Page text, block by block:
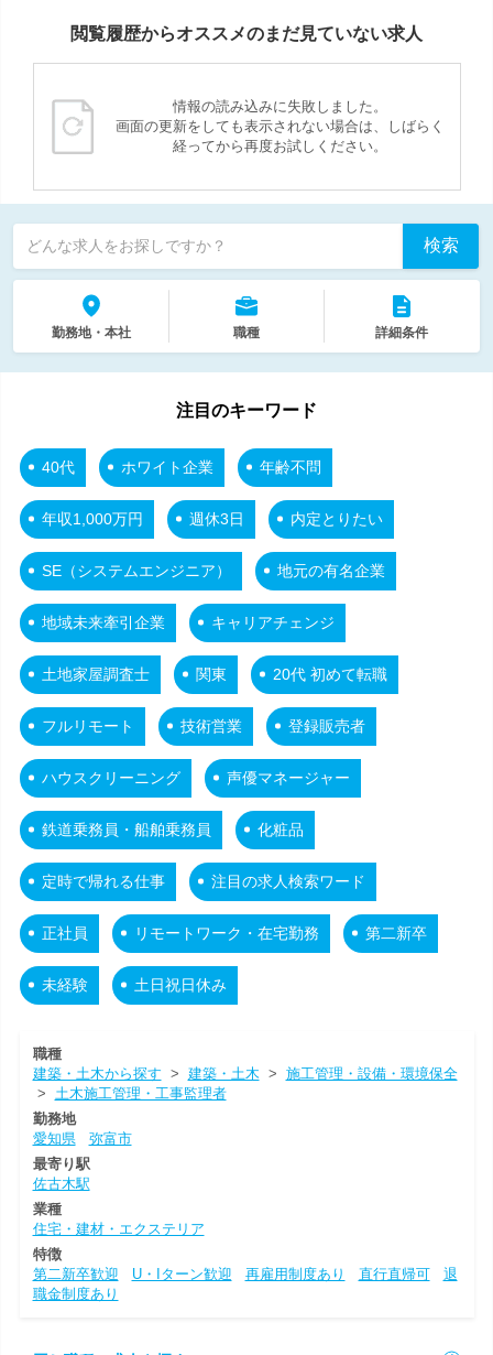
閲覧履歴からオススメのまだ見ていない求人
情報の読み込みに失敗しました。
画面の更新をしても表示されない場合は、しばらく
経ってから再度お試しください。
どんな求人をお探しですか？ 検索
勤務地・本社 職種 詳細条件
注目のキーワード
40代 ホワイト企業 年齢不問
年収1,000万円 週休3日 内定とりたい
SE（システムエンジニア） 地元の有名企業
地域未来牽引企業 キャリアチェンジ
土地家屋調査士 関東 20代 初めて転職
フルリモート 技術営業 登録販売者
ハウスクリーニング 声優マネージャー
鉄道乗務員・船舶乗務員 化粧品
定時で帰れる仕事 注目の求人検索ワード
正社員 リモートワーク・在宅勤務 第二新卒
未経験 土日祝日休み
職種
建築・土木から探す > 建築・土木 > 施工管理・設備・環境保全
> 土木施工管理・工事監理者
勤務地
愛知県
弥富市
最寄り駅
佐古木駅
業種
住宅・建材・エクステリア
特徴
第二新卒歓迎
U・Iターン歓迎 再雇用制度あり 直行直帰可
退
職金制度あり